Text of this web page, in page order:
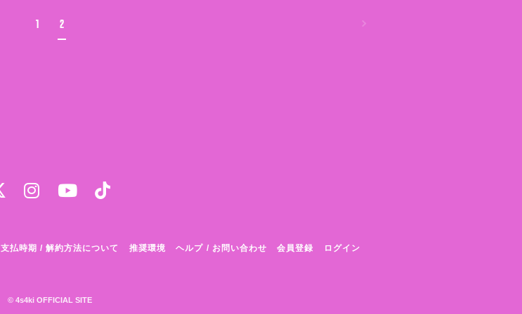
2
支払時期 / 解約方法について 推奨環境 ヘルプ / お問い合わせ 会員登録 ログイン
© 4s4ki OFFICIAL SITE